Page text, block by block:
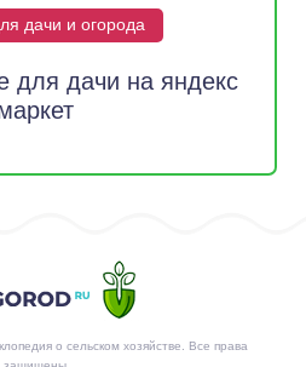
дачи и огорода
для дачи на яндекс
о сельском хозяйстве. Все права